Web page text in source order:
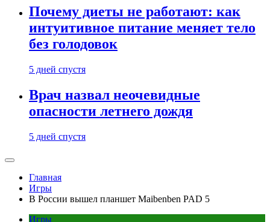
Почему диеты не работают: как
интуитивное питание меняет тело
без голодовок
5 дней спустя
Врач назвал неочевидные
опасности летнего дождя
5 дней спустя
Главная
Игры
В России вышел планшет Maibenben PAD 5
Игры